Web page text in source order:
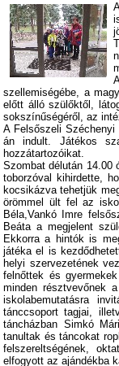
szellemiségébe, a
előtt álló szülőktől,
sokszínűségéről, az
A Felsőszeli Széchenyi
án indult. Játékos
hozzátartozóikat.
Szombat délután 14.00
toborzóval kihirdette,
kocsikázva tehetjük
örömmel ült fel az
Béla,Vankó Imre
Beáta a megjelent
Ekkorra a hintók is
játéka el is
helyi szervezetének
felnőttek és
minden résztvevőnek
iskolabemutatásra
tánccsoport tagjai,
táncházban Simkó
tanultak és táncokat
felszereltségének,
elfogyott az ajándékba